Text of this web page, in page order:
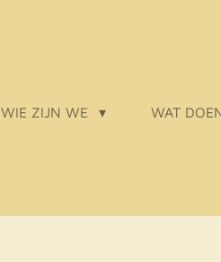
WIE ZIJN WE WAT